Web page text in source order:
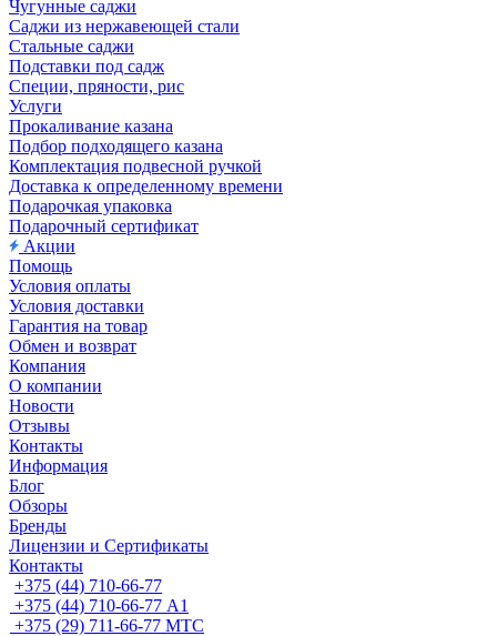
Чугунные саджи
Саджи из нержавеющей стали
Стальные саджи
Подставки под садж
Специи, пряности, рис
Услуги
Прокаливание казана
Подбор подходящего казана
Комплектация подвесной ручкой
Доставка к определенному времени
Подарочкая упаковка
Подарочный сертификат
Акции
Помощь
Условия оплаты
Условия доставки
Гарантия на товар
Обмен и возврат
Компания
О компании
Новости
Отзывы
Контакты
Информация
Блог
Обзоры
Бренды
Лицензии и Сертификаты
Контакты
+375 (44) 710-66-77
+375 (44) 710-66-77 А1
+375 (29) 711-66-77 МТС